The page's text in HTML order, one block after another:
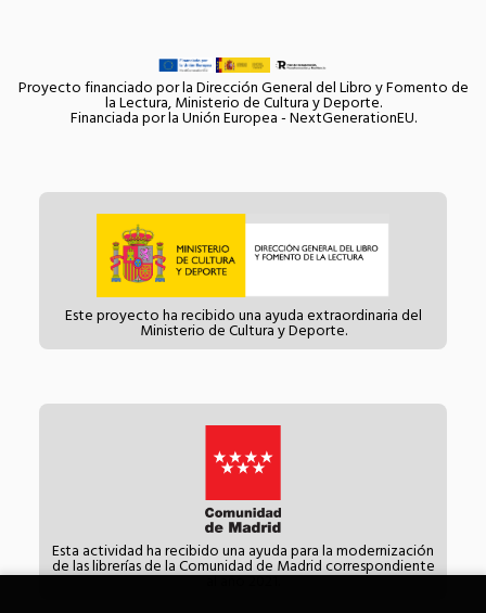
Proyecto financiado por la Dirección General del Libro y Fomento de
la Lectura, Ministerio de Cultura y Deporte.
Financiada por la Unión Europea - NextGenerationEU.
Este proyecto ha recibido una ayuda extraordinaria del
Ministerio de Cultura y Deporte.
Esta actividad ha recibido una ayuda para la modernización
de las librerías de la Comunidad de Madrid correspondiente
al año 2021.